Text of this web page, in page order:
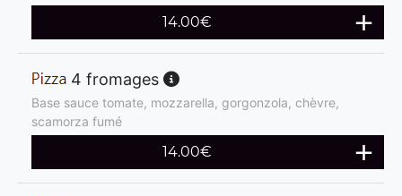
14.00€
4 fromages
Base sauce tomate, mozzarella, gorgonzola, chèvre,
scamorza fumé
14.00€